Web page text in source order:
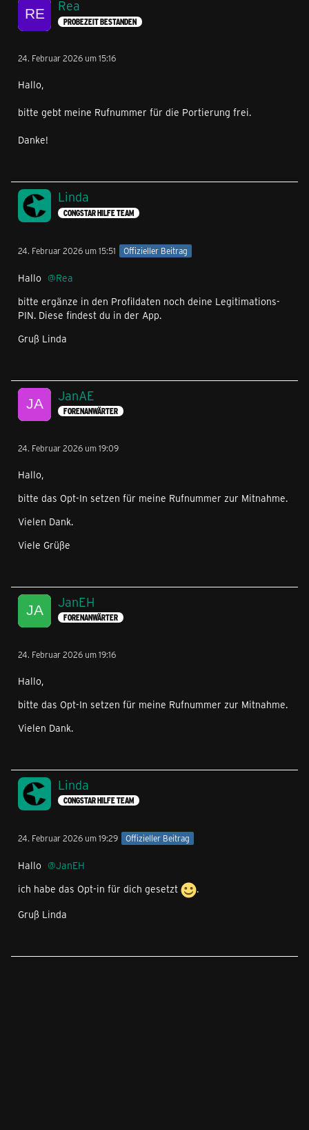
Rea
PROBEZEIT BESTANDEN
24. Februar 2026 um 15:16
Hallo,
bitte gebt meine Rufnummer für die Portierung frei.
Danke!
Linda
CONGSTAR HILFE TEAM
24. Februar 2026 um 15:51 Offizieller Beitrag
Hallo
Rea
bitte ergänze in den Profildaten noch deine Legitimations-
PIN. Diese findest du in der App.
Gruß Linda
JanAE
FORENANWÄRTER
24. Februar 2026 um 19:09
Hallo,
bitte das Opt-In setzen für meine Rufnummer zur Mitnahme.
Vielen Dank.
Viele Grüße
JanEH
FORENANWÄRTER
24. Februar 2026 um 19:16
Hallo,
bitte das Opt-In setzen für meine Rufnummer zur Mitnahme.
Vielen Dank.
Linda
CONGSTAR HILFE TEAM
24. Februar 2026 um 19:29 Offizieller Beitrag
Hallo
JanEH
ich habe das Opt-in für dich gesetzt
.
Gruß Linda